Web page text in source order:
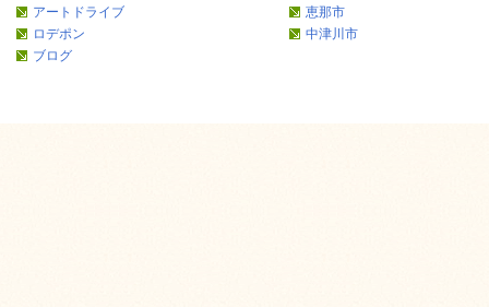
アートドライブ
ロデポン
ブログ
恵那市
中津川市